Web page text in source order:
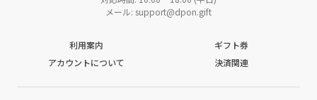
メール: support@dpon.gift
利用案内
ギフト券
アカウントについて
決済関連